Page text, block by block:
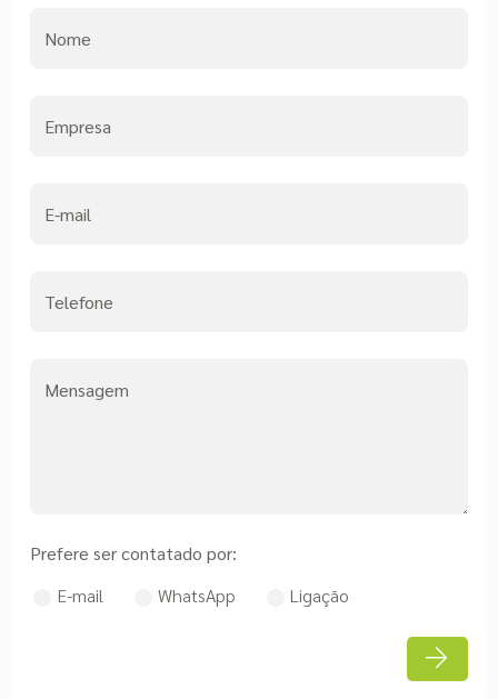
Nome
Empresa
E-mail
Telefone
Mensagem
Prefere ser contatado por:
E-mail
WhatsApp Ligação